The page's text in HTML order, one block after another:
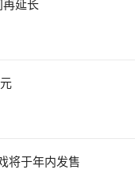
再延长
将于年内发售